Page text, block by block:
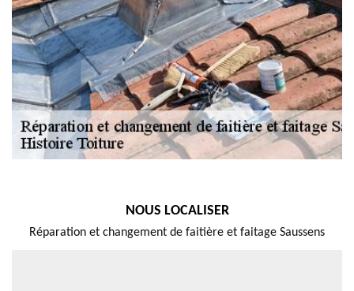
NOUS LOCALISER
Réparation et changement de faitière et faitage Saussens